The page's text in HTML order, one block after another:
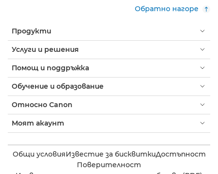
Обратно нагоре
Продукти
Услуги и решения
Помощ и поддръжка
Обучение и образование
Относно Canon
Моят акаунт
Общи условияИзвестие за бисквиткиДостъпност
Поверителност